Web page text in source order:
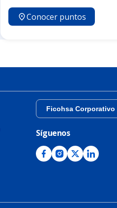
Conocer puntos
Ficohsa Corporativo
Síguenos